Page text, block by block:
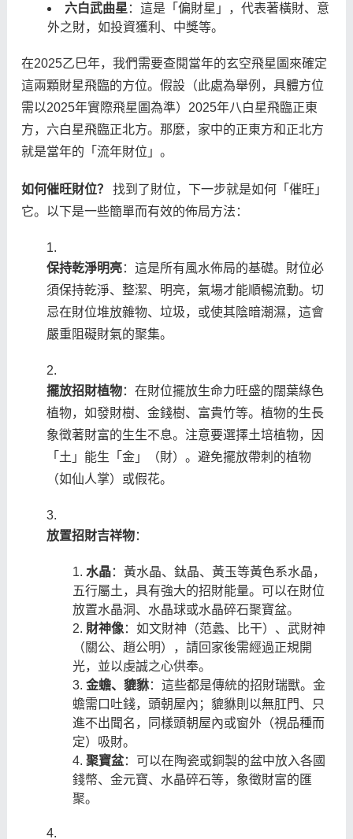
六白武曲星 ：這是「偏財星」，代表著橫財、意
外之財，如投資獲利、中獎等。
在2025乙巳年，我們需要查閱當年的玄空飛星圖來確定
這兩顆財星飛臨的方位。假設（此處為舉例，具體方位
需以2025年實際飛星圖為準）2025年八白星飛臨正東
方，六白星飛臨正北方。那麼，家中的正東方和正北方
就是當年的「流年財位」。
如何催旺財位？
找到了財位，下一步就是如何「催旺」
它。以下是一些簡單而有效的佈局方法：
保持乾淨明亮：這是所有風水佈局的基礎。財位必
須保持乾淨、整潔、明亮，氣場才能順暢流動。切
忌在財位堆放雜物、垃圾，或使其陰暗潮濕，這會
嚴重阻礙財氣的聚集。
擺放招財植物：在財位擺放生命力旺盛的闊葉綠色
植物，如發財樹、金錢樹、富貴竹等。植物的生長
象徵著財富的生生不息。注意要選擇土培植物，因
「土」能生「金」（財）。避免擺放帶刺的植物
（如仙人掌）或假花。
放置招財吉祥物：
水晶：黃水晶、鈦晶、黃玉等黃色系水晶，
五行屬土，具有強大的招財能量。可以在財位
放置水晶洞、水晶球或水晶碎石聚寶盆。
財神像：如文財神（范蠡、比干）、武財神
（關公、趙公明），請回家後需經過正規開
光，並以虔誠之心供奉。
金蟾、貔貅：這些都是傳統的招財瑞獸。金
蟾需口吐錢，頭朝屋內；貔貅則以無肛門、只
進不出聞名，同樣頭朝屋內或窗外（視品種而
定）吸財。
聚寶盆：可以在陶瓷或銅製的盆中放入各國
錢幣、金元寶、水晶碎石等，象徵財富的匯
聚。